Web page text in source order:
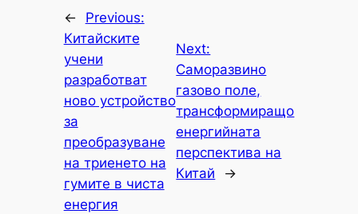
←
Previous:
Китайските
учени
разработват
ново устройство
за
преобразуване
на триенето на
гумите в чиста
енергия
Next:
Саморазвино
газово поле,
трансформиращо
енергийната
перспектива на
Китай
→